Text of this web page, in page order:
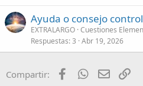
Ayuda o consejo
EXTRALARGO Cuestiones
Respuestas 3 Abr 19, 2026
Compartir: FacebookWhatsApp
Email